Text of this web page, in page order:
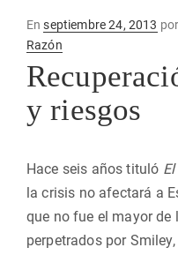
EnPublicado
en
septiembre 24, 2013
Razón
y riesgos
Hace seis años tituló
la crisis no afectará a
que no fue el mayor
perpetrados por